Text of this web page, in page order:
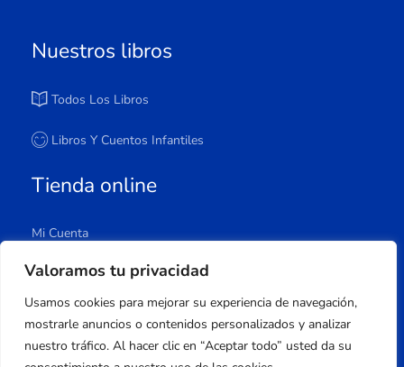
Valoramos tu privacidad
Usamos cookies para mejorar su experiencia de navegación,
mostrarle anuncios o contenidos personalizados y analizar
nuestro tráfico. Al hacer clic en “Aceptar todo” usted da su
Nuestros libros
Todos Los Libros
Libros Y Cuentos Infantiles
Tienda online
Mi Cuenta
Carrito
Lista De Deseos